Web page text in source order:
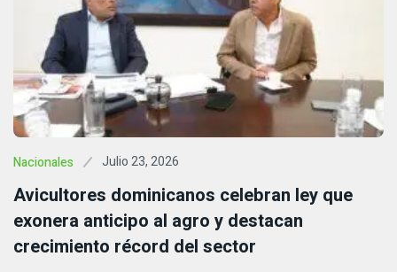
Nacionales Julio 23, 2026
Avicultores dominicanos celebran ley que
exonera anticipo al agro y destacan
crecimiento récord del sector